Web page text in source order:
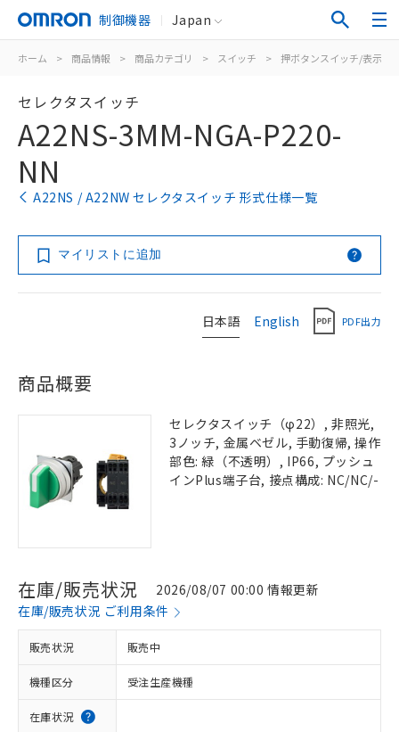
制御機器 Japan
ホーム > 商品情報 > 商品カテゴリ > スイッチ > 押ボタンスイッチ/表示灯
セレクタスイッチ
A22NS-3MM-NGA-P220-
NN
A22NS / A22NW セレクタスイッチ 形式仕様一覧
マイリストに追加
日本語 English PDF出力
商品概要
セレクタスイッチ（φ22）, 非照光,
3ノッチ, 金属ベゼル, 手動復帰, 操作
部色: 緑（不透明）, IP66, プッシュ
インPlus端子台, 接点構成: NC/NC/-
在庫/販売状況
2026/08/07 00:00 情報更新
在庫/販売状況 ご利用条件
販売状況 販売中
機種区分 受注生産機種
在庫状況